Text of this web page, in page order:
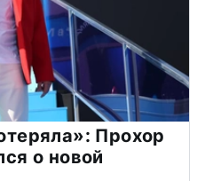
Прохор
о новой